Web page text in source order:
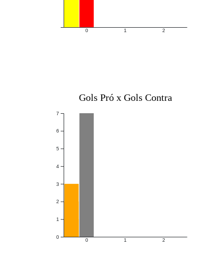
0 1 2
0 1 2
0
1
2
3
4
5
6
7
Gols Pró x Gols Contra